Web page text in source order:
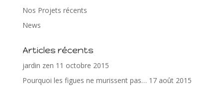
e
b
o
o
k
itter
st
n
Nos Projets récents
News
Articles récents
jardin zen 11 octobre 2015
Pourquoi les figues ne murissent pas… 17 août 2015